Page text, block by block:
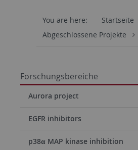
You are here: Startseite
Abgeschlossene Projekte
Forschungsbereiche
Aurora project
EGFR inhibitors
p38α MAP kinase inhibition